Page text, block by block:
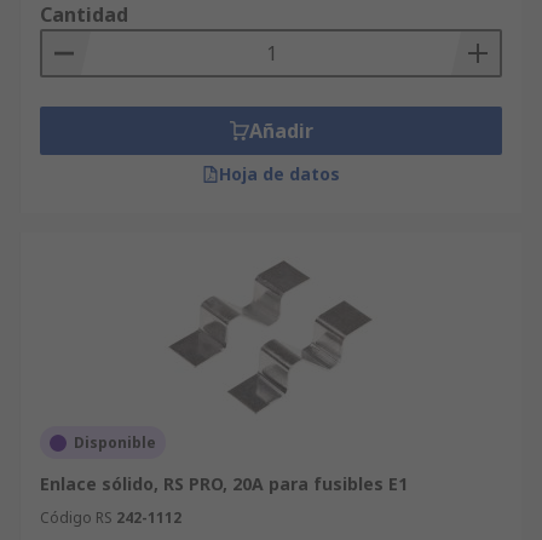
Cantidad
Añadir
Hoja de datos
Disponible
Enlace sólido, RS PRO, 20A para fusibles E1
Código RS 242-1112